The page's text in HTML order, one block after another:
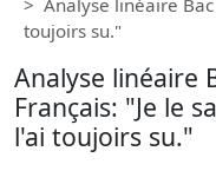
toujoirs su."
Analyse linéaire
Français: "Je le
l'ai toujoirs su."